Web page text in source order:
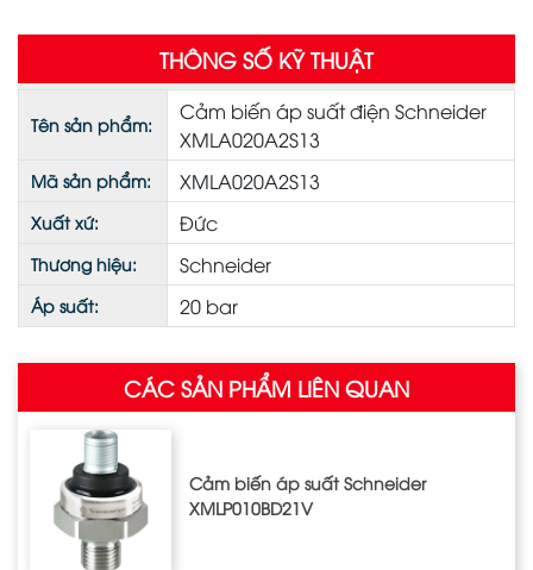
THÔNG SỐ KỸ THUẬT
Tên sản phẩm:
Cảm biến áp suất điện Schneider
XMLA020A2S13
Mã sản phẩm: XMLA020A2S13
Xuất xứ: Đức
Thương hiệu: Schneider
Áp suất: 20 bar
CÁC SẢN PHẨM LIÊN QUAN
Cảm biến áp suất Schneider
XMLP010BD21V